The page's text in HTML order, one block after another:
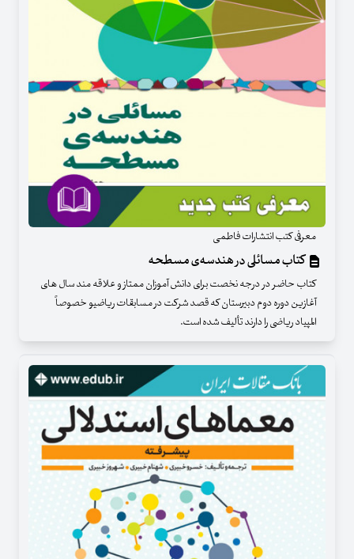
معرفی کتب انتشارات فاطمی
کتاب مسائلی در هندسه‌ی مسطحه
کتاب حاضر در درجه نخصت برای دانش آموزان ممتاز و علاقه مند سال های
آغازین دوره دوم دبیرستان که قصد شرکت در مسابقات ریاضیو خصوصاً
المپیاد ریاضی را دارند تألیف شده است.